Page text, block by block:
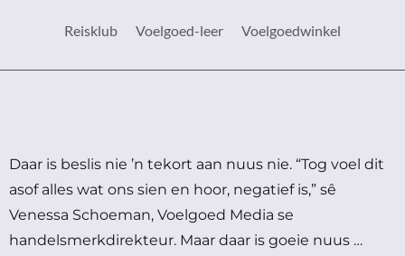
Reisklub Voelgoed-leer Voelgoedwinkel
Daar is beslis nie ’n tekort aan nuus nie. “Tog voel dit
asof alles wat ons sien en hoor, negatief is,” sê
Venessa Schoeman, Voelgoed Media se
handelsmerkdirekteur. Maar daar is goeie nuus …